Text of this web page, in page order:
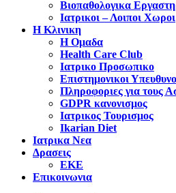
Βιοπαθολογικα
Ιατρικοι – Λοιποι Χωροι
Η Κλινικη
Η Ομαδα
Health Care Club
Ιατρικο Προσωπικο
Επιστημονικοι
Πληροφοριες για τους
GDPR κανονισμος
Ιατρικος Τουρισμος
Ikarian Diet
Ιατρικα Νεα
Δρασεις
ΕΚΕ
Επικοινωνια